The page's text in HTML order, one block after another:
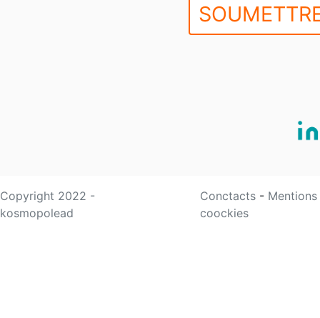
Copyright 2022 -
kosmopolead
Conctacts -
coockies